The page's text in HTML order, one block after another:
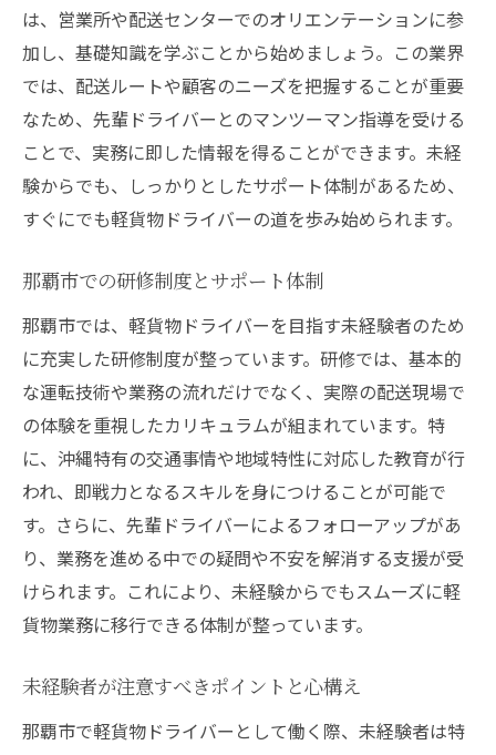
は、営業所や配送センターでのオリエンテーションに参
加し、基礎知識を学ぶことから始めましょう。この業界
では、配送ルートや顧客のニーズを把握することが重要
なため、先輩ドライバーとのマンツーマン指導を受ける
ことで、実務に即した情報を得ることができます。未経
験からでも、しっかりとしたサポート体制があるため、
すぐにでも軽貨物ドライバーの道を歩み始められます。
那覇市での研修制度とサポート体制
那覇市では、軽貨物ドライバーを目指す未経験者のため
に充実した研修制度が整っています。研修では、基本的
な運転技術や業務の流れだけでなく、実際の配送現場で
の体験を重視したカリキュラムが組まれています。特
に、沖縄特有の交通事情や地域特性に対応した教育が行
われ、即戦力となるスキルを身につけることが可能で
す。さらに、先輩ドライバーによるフォローアップがあ
り、業務を進める中での疑問や不安を解消する支援が受
けられます。これにより、未経験からでもスムーズに軽
貨物業務に移行できる体制が整っています。
未経験者が注意すべきポイントと心構え
那覇市で軽貨物ドライバーとして働く際、未経験者は特